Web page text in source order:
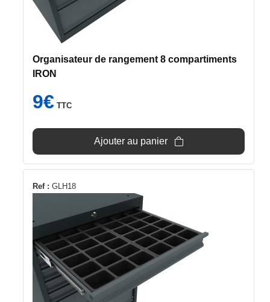
Organisateur de rangement 8 compartiments
IRON
9€ TTC
Ajouter au panier
Ref : GLH18